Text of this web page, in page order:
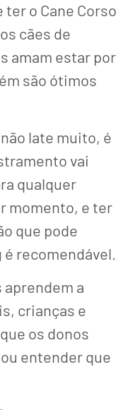
o Cane Corso
cães de
amam estar por
são ótimos
late muito, é
vai
qualquer
momento, e ter
que pode
recomendável.
a
crianças e
os donos
entender que